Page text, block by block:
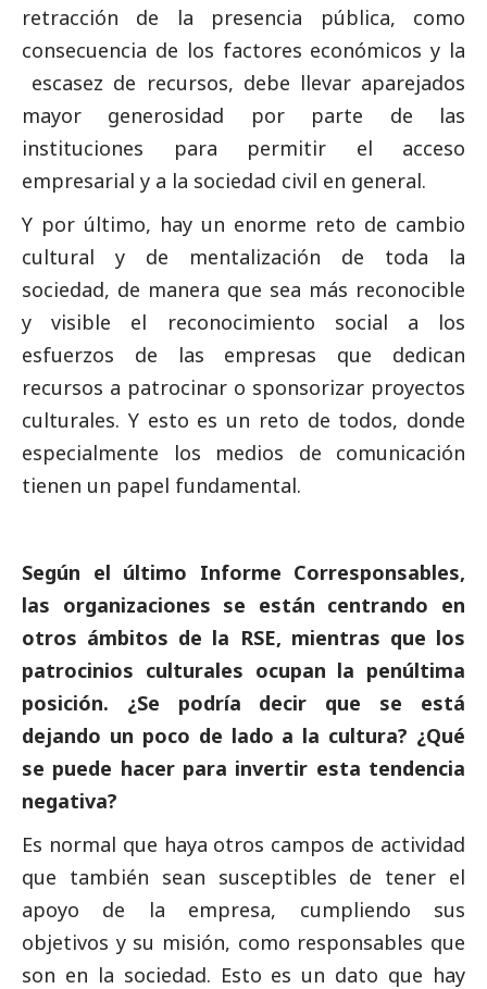
retracción de la presencia pública, como
consecuencia de los factores económicos y la
escasez de recursos, debe llevar aparejados
mayor generosidad por parte de las
instituciones para permitir el acceso
empresarial y a la sociedad civil en general.
Y por último, hay un enorme reto de cambio
cultural y de mentalización de toda la
sociedad, de manera que sea más reconocible
y visible el reconocimiento social a los
esfuerzos de las empresas que dedican
recursos a patrocinar o sponsorizar proyectos
culturales. Y esto es un reto de todos, donde
especialmente los medios de comunicación
tienen un papel fundamental.
Según el último Informe Corresponsables,
las organizaciones se están centrando en
otros ámbitos de la RSE, mientras que los
patrocinios culturales ocupan la penúltima
posición. ¿Se podría decir que se está
dejando un poco de lado a la cultura? ¿Qué
se puede hacer para invertir esta tendencia
negativa?
Es normal que haya otros campos de actividad
que también sean susceptibles de tener el
apoyo de la empresa, cumpliendo sus
objetivos y su misión, como responsables que
son en la sociedad. Esto es un dato que hay